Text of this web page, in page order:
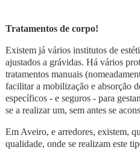
Tratamentos de corpo!
Existem já vários institutos de
ajustados a grávidas. Há vários
tratamentos manuais
facilitar a mobilização e absorção
específicos - e seguros - para
se a realizar um, sem antes se
Em Aveiro, e arredores, existem,
qualidade, onde se realizam este